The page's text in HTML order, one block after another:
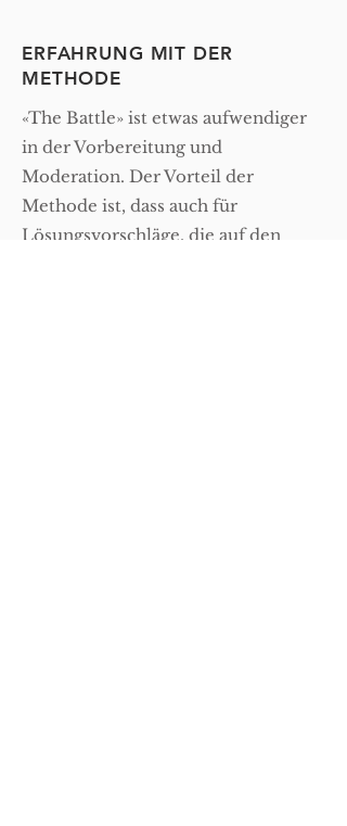
ERFAHRUNG MIT DER
METHODE
«The Battle» ist etwas aufwendiger
in der Vorbereitung und
Moderation. Der Vorteil der
Methode ist, dass auch für
Lösungsvorschläge, die auf den